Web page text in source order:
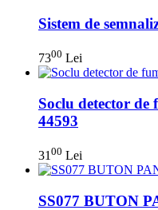
Sistem de
7300 Lei
Soclu detector
44593
31 00 Lei
SS077 BUTON